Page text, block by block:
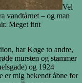
Vel
vandtårnet – og man
Meget fint
har Køge to andre,
mursten og stammer
og 1924
er mig bekendt åbne for